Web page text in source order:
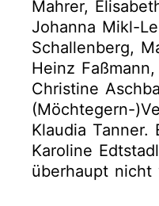
Mahrer,
Johanna Mikl-
Schallenberg,
Heinz
Christine
(Möchtegern-
Klaudia Tanner.
Karoline
überhaupt nicht